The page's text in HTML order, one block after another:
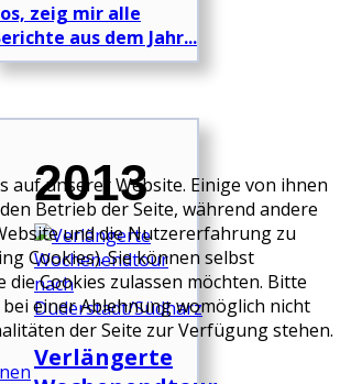
zeig mir alle
aus dem Jahr...
2013
Verlängerte
auf unserer Website. Einige von ihnen
Betrieb der Seite, während andere
und die Nutzererfahrung zu
Cookies). Sie können selbst
die Cookies zulassen möchten. Bitte
bei einer Ablehnung womöglich nicht
der Seite zur Verfügung stehen.